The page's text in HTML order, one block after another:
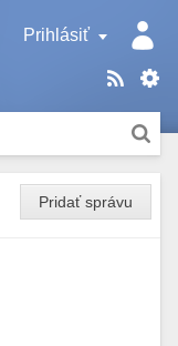
Prihlásiť
Pridať správu